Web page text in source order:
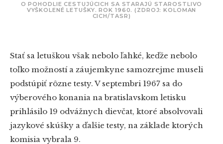
O POHODLIE CESTUJÚCICH SA STARAJÚ STAROSTLIVO
VYŠKOLENÉ LETUŠKY. ROK 1960. (ZDROJ: KOLOMAN
CICH/TASR)
Stať sa letuškou však nebolo ľahké, keďže nebolo
toľko možností a záujemkyne samozrejme museli
podstúpiť rôzne testy. V septembri 1967 sa do
výberového konania na bratislavskom letisku
prihlásilo 19 odvážnych dievčat, ktoré absolvovali
jazykové skúšky a ďalšie testy, na základe ktorých
komisia vybrala 9.